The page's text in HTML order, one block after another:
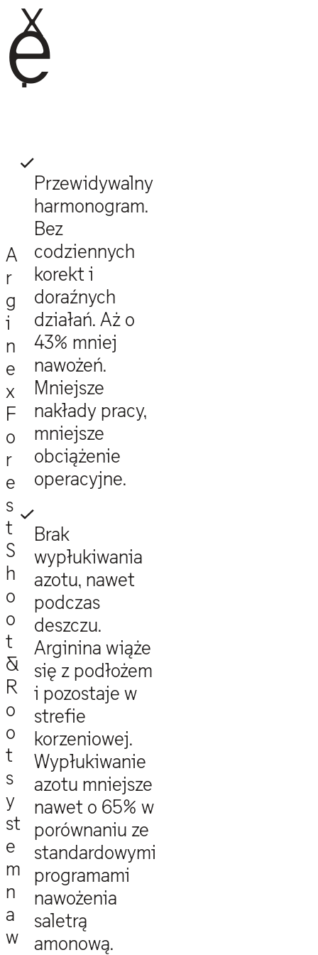
e
A
r
g
i
n
e
x
F
o
r
e
s
t
S
h
o
o
t
&
R
o
o
t
s
y
st
e
m
n
a
w
x
.
Przewidywalny
harmonogram.
Bez
codziennych
korekt i
doraźnych
działań. Aż o
43% mniej
nawożeń.
Mniejsze
nakłady pracy,
mniejsze
obciążenie
operacyjne.
Brak
wypłukiwania
azotu, nawet
podczas
deszczu.
Arginina wiąże
się z podłożem
i pozostaje w
strefie
korzeniowej.
Wypłukiwanie
azotu mniejsze
nawet o 65% w
porównaniu ze
standardowymi
programami
nawożenia
saletrą
amonową.